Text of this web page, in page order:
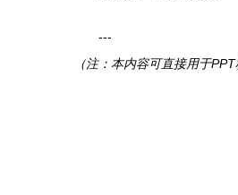
---
（注：本内容可直接用于